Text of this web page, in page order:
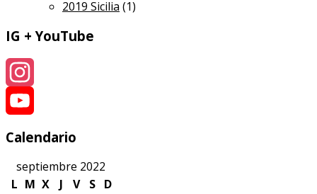
2019 Sicilia (1)
IG + YouTube
Instagram
YouTube
Calendario
septiembre 2022
L M X J V S
D